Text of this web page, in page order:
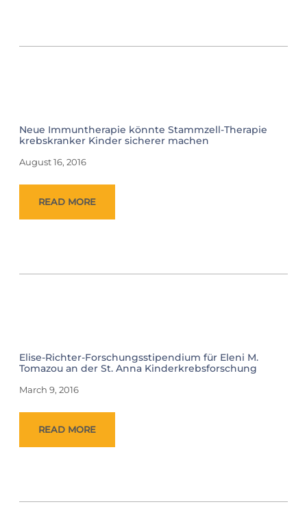
Neue Immuntherapie könnte Stammzell-Therapie
krebskranker Kinder sicherer machen
August 16, 2016
READ MORE
Elise-Richter-Forschungsstipendium für Eleni M.
Tomazou an der St. Anna Kinderkrebsforschung
March 9, 2016
READ MORE